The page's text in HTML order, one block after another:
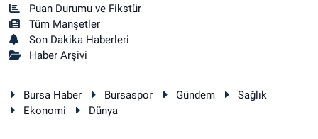
Puan Durumu ve Fikstür
Tüm Manşetler
Son Dakika Haberleri
Haber Arşivi
Bursa Haber Bursaspor Gündem
Sağlık
Ekonomi
Dünya